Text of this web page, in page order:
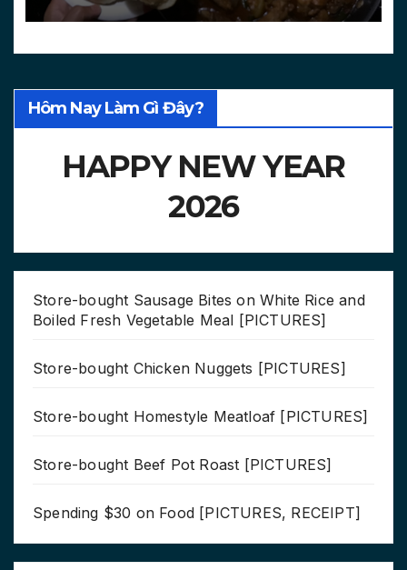
Hôm Nay Làm Gì Đây?
HAPPY NEW YEAR
2026
Store-bought Sausage Bites on White Rice and
Boiled Fresh Vegetable Meal [PICTURES]
Store-bought Chicken Nuggets [PICTURES]
Store-bought Homestyle Meatloaf [PICTURES]
Store-bought Beef Pot Roast [PICTURES]
Spending $30 on Food [PICTURES, RECEIPT]